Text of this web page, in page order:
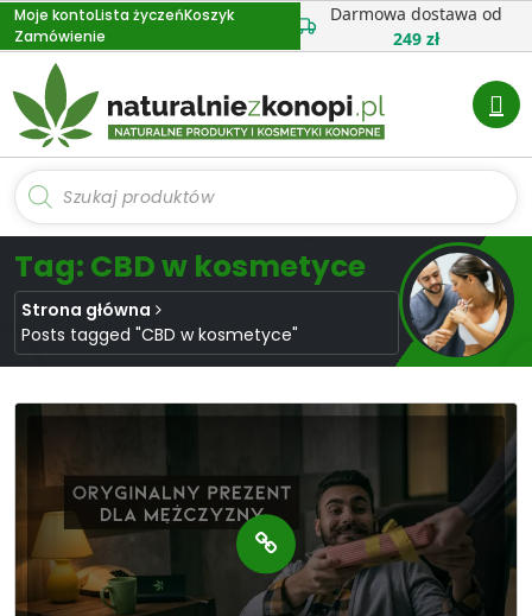
Przejdź
do
treści
Moje kontoLista życzeńKoszyk
Zamówienie
Darmowa dostawa od
249 zł
Wyszukiwarka
produktów
Tag: CBD w kosmetyce
Strona główna
Posts tagged "CBD w kosmetyce"